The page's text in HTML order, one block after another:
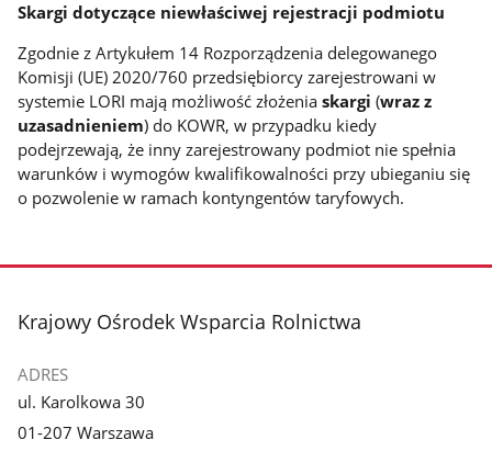
Skargi dotyczące niewłaściwej rejestracji podmiotu
Zgodnie z Artykułem 14 Rozporządzenia delegowanego
Komisji (UE) 2020/760 przedsiębiorcy zarejestrowani w
systemie LORI mają możliwość złożeniaskargi (wraz z
uzasadnieniem) do KOWR, w przypadku kiedy
podejrzewają, że inny zarejestrowany podmiot nie spełnia
warunków i wymogów kwalifikowalności przy ubieganiu się
o pozwolenie w ramach kontyngentów taryfowych.
stopka
Krajowy Ośrodek Wsparcia Rolnictwa
ADRES
ul. Karolkowa 30
01-207 Warszawa